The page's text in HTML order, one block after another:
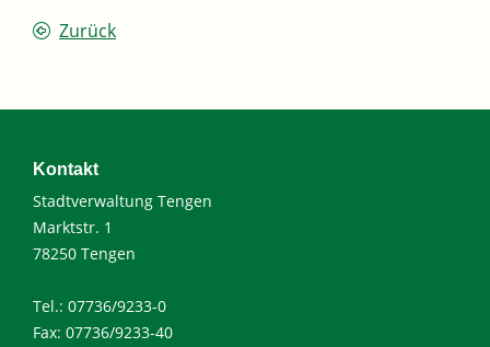
Zurück
Kontakt
Stadtverwaltung Tengen
Marktstr. 1
78250 Tengen
Tel.: 07736/9233-0
Fax: 07736/9233-40